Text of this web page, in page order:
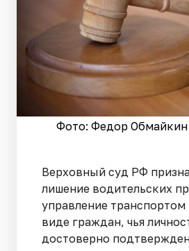
Фото: Федор
Верховный суд РФ
лишение водительских
управление
виде граждан, чья
достоверно